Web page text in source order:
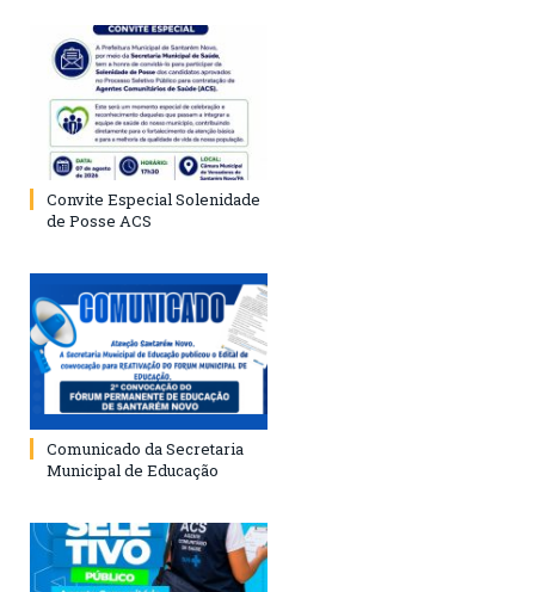
Convite Especial Solenidade
de Posse ACS
Comunicado da Secretaria
Municipal de Educação